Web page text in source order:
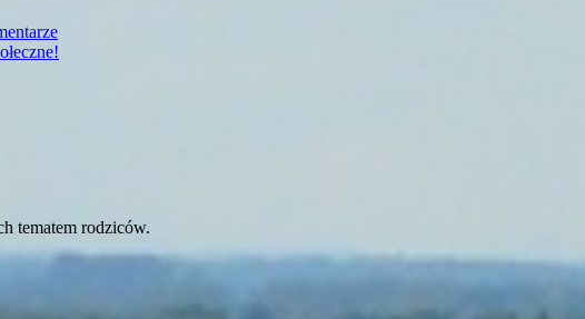
tematem rodziców.